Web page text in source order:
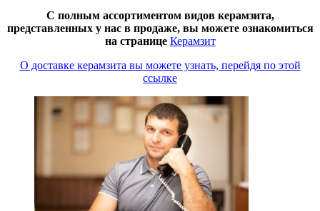
С полным ассортиментом видов керамзита,
представленных у нас в продаже, вы можете ознакомиться
на странице Керамзит
О доставке керамзита вы можете узнать, перейдя по этой
ссылке